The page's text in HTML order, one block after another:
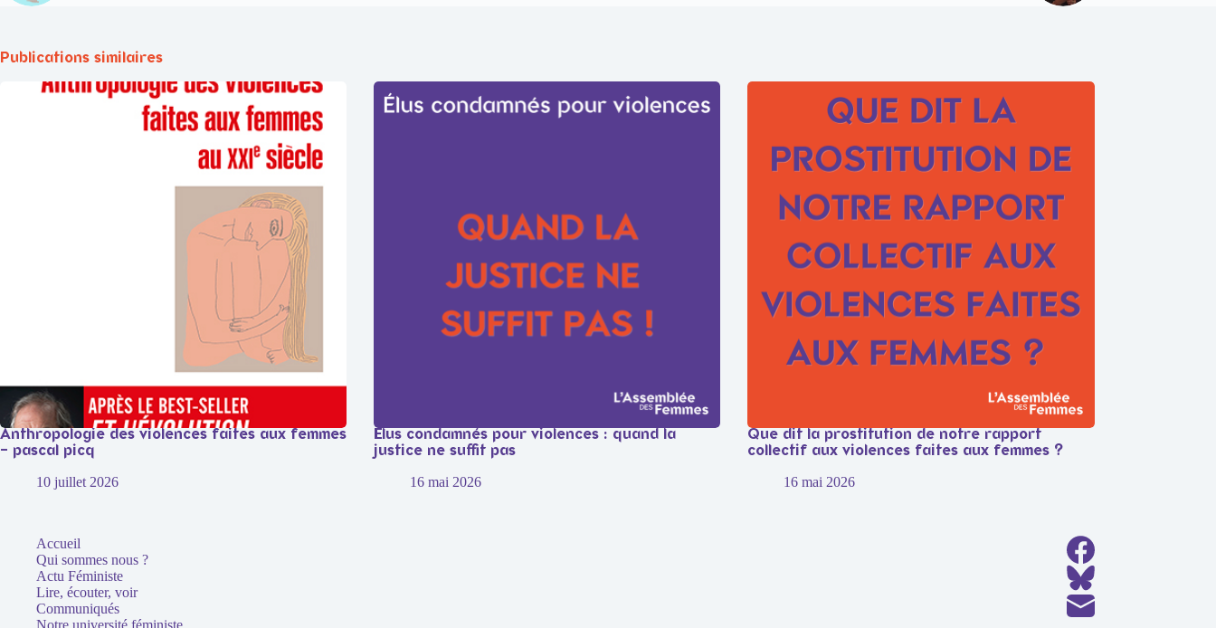
Publications similaires
Anthropologie des violences faites aux femmes
– pascal picq
10 juillet 2026
Élus condamnés pour violences : quand la
justice ne suffit pas
16 mai 2026
Que dit la prostitution de notre rapport
collectif aux violences faites aux femmes ?
16 mai 2026
Accueil
Qui sommes nous ?
Actu Féministe
Lire, écouter, voir
Communiqués